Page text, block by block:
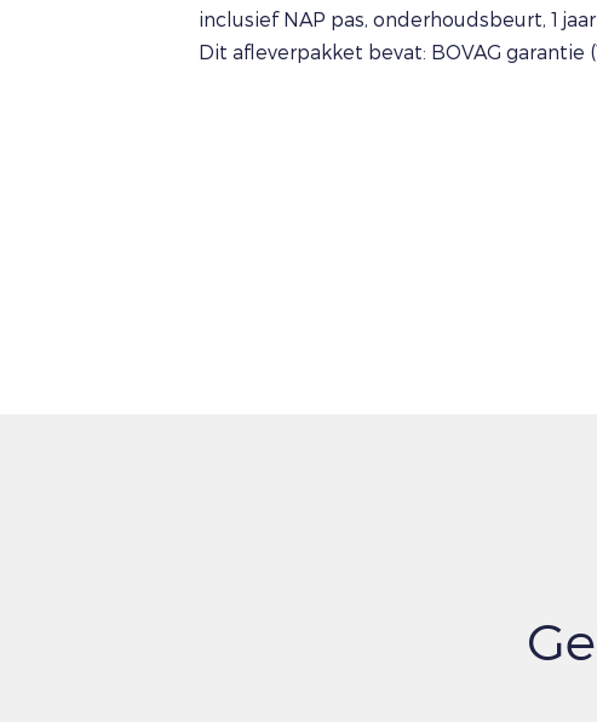
inclusief NAP pas, onderhoudsbeurt, 1
Dit afleverpakket bevat: BOVAG garantie